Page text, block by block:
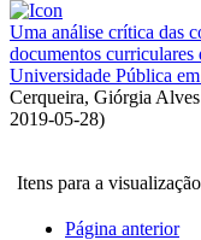
Uma análise crítica das
documentos
Universidade Pública
Cerqueira, Giórgia Alves
2019-05-28)
Itens para a
Página anterior